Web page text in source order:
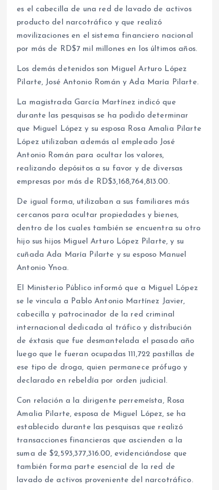
es el cabecilla de una red de lavado de activos
producto del narcotráfico y que realizó
movilizaciones en el sistema financiero nacional
por más de RD$7 mil millones en los últimos años.
Los demás detenidos son Miguel Arturo López
Pilarte, José Antonio Román y Ada María Pilarte.
La magistrada García Martínez indicó que
durante las pesquisas se ha podido determinar
que Miguel López y su esposa Rosa Amalia Pilarte
López utilizaban además al empleado José
Antonio Román para ocultar los valores,
realizando depósitos a su favor y de diversas
empresas por más de RD$3,168,764,813.00.
De igual forma, utilizaban a sus familiares más
cercanos para ocultar propiedades y bienes,
dentro de los cuales también se encuentra su otro
hijo sus hijos Miguel Arturo López Pilarte, y su
cuñada Ada María Pilarte y su esposo Manuel
Antonio Ynoa.
El Ministerio Público informó que a Miguel López
se le vincula a Pablo Antonio Martínez Javier,
cabecilla y patrocinador de la red criminal
internacional dedicada al tráfico y distribución
de éxtasis que fue desmantelada el pasado año
luego que le fueran ocupadas 111,722 pastillas de
ese tipo de droga, quien permanece prófugo y
declarado en rebeldía por orden judicial.
Con relación a la dirigente perremeísta, Rosa
Amalia Pilarte, esposa de Miguel López, se ha
establecido durante las pesquisas que realizó
transacciones financieras que ascienden a la
suma de $2,593,377,316.00, evidenciándose que
también forma parte esencial de la red de
lavado de activos proveniente del narcotráfico.